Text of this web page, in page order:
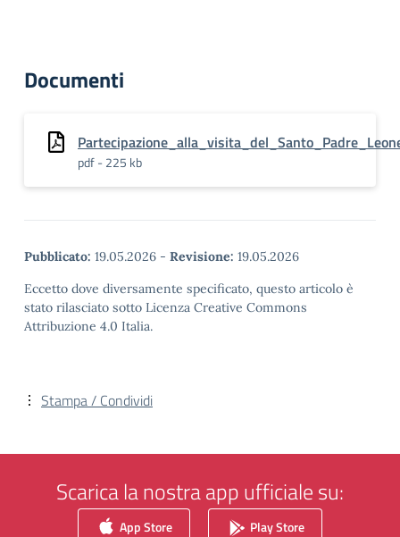
Documenti
pdf - 225 kb
Pubblicato: 19.05.2026 - Revisione: 19.05.2026
Eccetto dove diversamente specificato, questo articolo è
stato rilasciato sotto Licenza Creative Commons
Attribuzione 4.0 Italia.
Stampa / Condividi
Scarica la nostra app ufficiale su:
App Store Play Store